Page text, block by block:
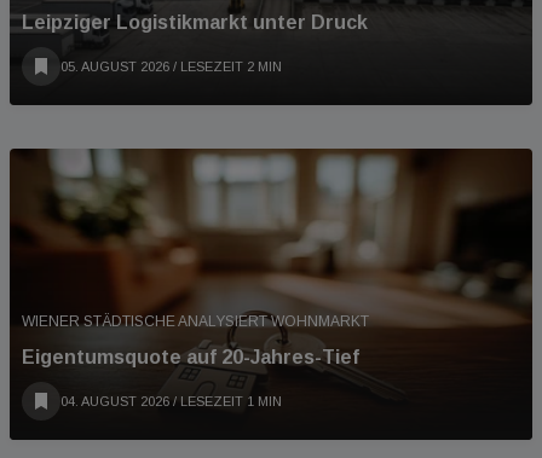
Leipziger Logistikmarkt unter Druck
05. AUGUST 2026 / LESEZEIT 2 MIN
WIENER STÄDTISCHE ANALYSIERT WOHNMARKT
Eigentumsquote auf 20-Jahres-Tief
04. AUGUST 2026 / LESEZEIT 1 MIN